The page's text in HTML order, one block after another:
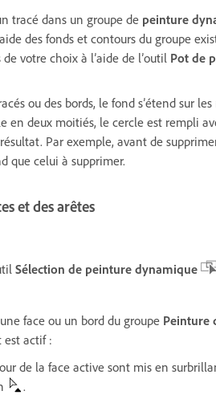
tracé dans un groupe de peinture
des fonds et contours du groupe
votre choix à l’aide de l’outil Pot de
ou des bords, le fond s’étend sur
en deux moitiés, le cercle est rempli
Par exemple, avant de
que celui à supprimer.
et des arêtes
Sélection de peinture dynamique
face ou un bord du groupe Peinture
est actif :
de la face active sont mis en
.